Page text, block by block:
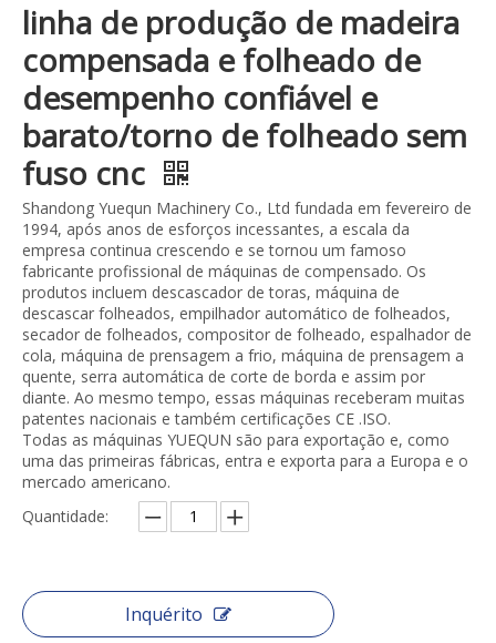
linha de produção de madeira
compensada e folheado de
desempenho confiável e
barato/torno de folheado sem
fuso cnc
Shandong Yuequn Machinery Co., Ltd fundada em fevereiro de
1994, após anos de esforços incessantes, a escala da
empresa continua crescendo e se tornou um famoso
fabricante profissional de máquinas de compensado. Os
produtos incluem descascador de toras, máquina de
descascar folheados, empilhador automático de folheados,
secador de folheados, compositor de folheado, espalhador de
cola, máquina de prensagem a frio, máquina de prensagem a
quente, serra automática de corte de borda e assim por
diante. Ao mesmo tempo, essas máquinas receberam muitas
patentes nacionais e também certificações CE .ISO.
Todas as máquinas YUEQUN são para exportação e, como
uma das primeiras fábricas, entra e exporta para a Europa e o
mercado americano.
Quantidade:
Inquérito